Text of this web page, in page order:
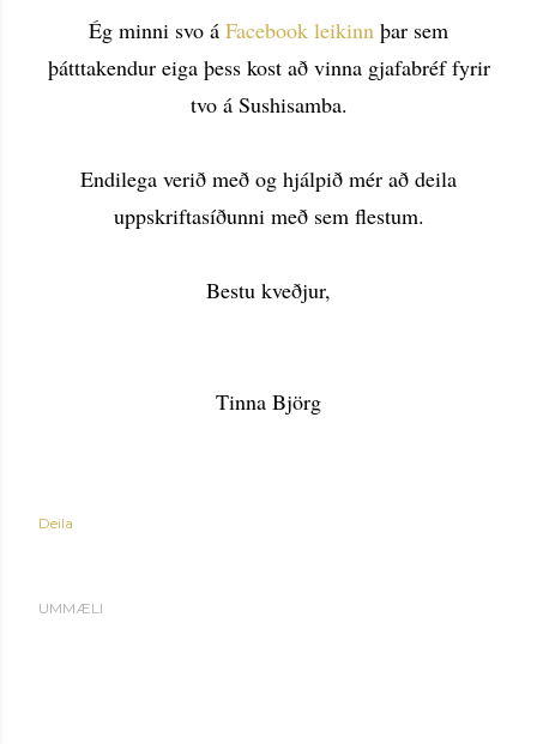
Ég minni svo á Facebook leikinn þar sem
þátttakendur eiga þess kost að vinna gjafabréf fyrir
tvo á Sushisamba.
Endilega verið með og hjálpið mér að deila
uppskriftasíðunni með sem flestum.
Bestu kveðjur,
Tinna Björg
Deila
UMMÆLI